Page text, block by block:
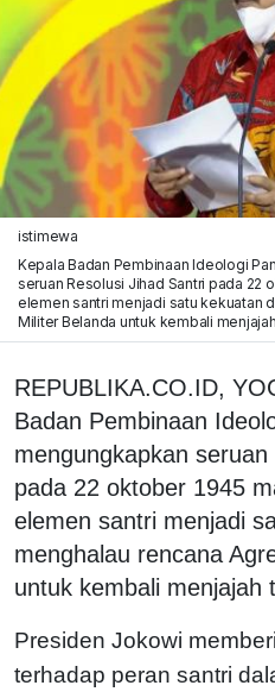
istimewa
Kepala Badan Pembinaan Ideologi
seruan Resolusi Jihad Santri pada 22
elemen santri menjadi satu kekuatan
Militer Belanda untuk kembali
REPUBLIKA.CO.ID,
Badan Pembinaan
mengungkapkan
pada 22 oktober 1945
elemen santri menjadi
menghalau rencana
untuk kembali menjajah
Presiden Jokowi
terhadap peran santri